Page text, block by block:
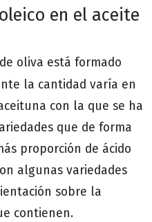
en el aceite
oliva está formado
la cantidad varía en
con la que se ha
que de forma
proporción de ácido
algunas variedades
sobre la
contienen.